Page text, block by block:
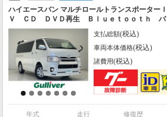
ハイエースバン マルチロールトランスポータ
Ｖ ＣＤ ＤＶＤ再生 Ｂｌｕｅｔｏｏｔｈ
イブレコーダー プッシュスタート スマート
ロアマット モデリスタフロントスポイラー
支払総額(税込)
車両本体価格(税込)
諸費用(税込)
年式
走行
修復歴